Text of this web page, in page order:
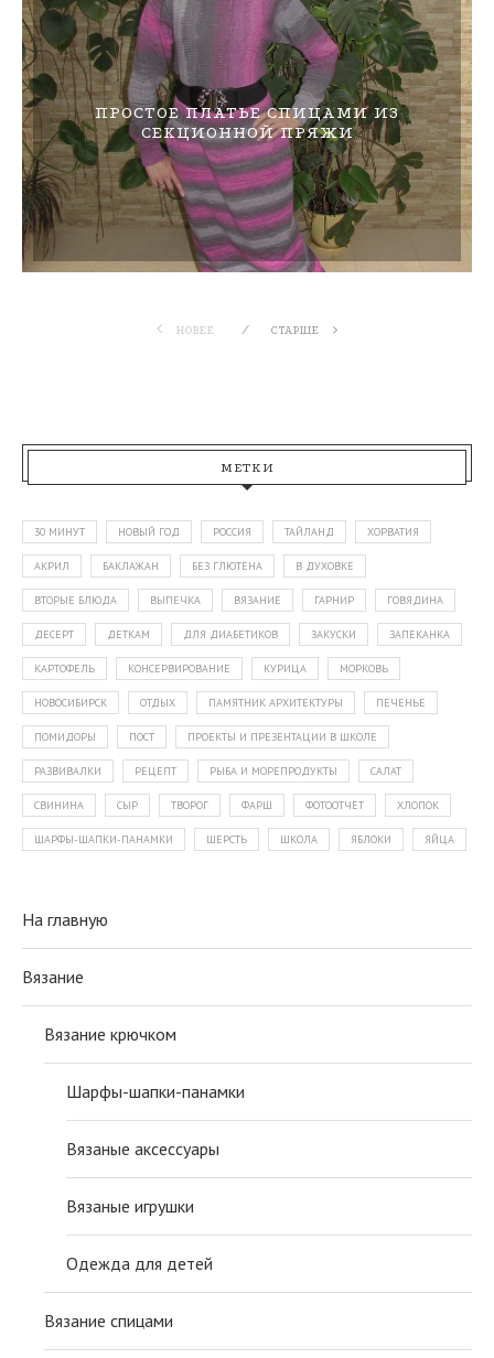
ПРОСТОЕ ПЛАТЬЕ СПИЦАМИ ИЗ
СЕКЦИОННОЙ ПРЯЖИ
НОВЕЕ СТАРШЕ
МЕТКИ
30 МИНУТ НОВЫЙ ГОД РОССИЯ ТАЙЛАНД ХОРВАТИЯ
АКРИЛ БАКЛАЖАН БЕЗ ГЛЮТЕНА В ДУХОВКЕ
ВТОРЫЕ БЛЮДА ВЫПЕЧКА ВЯЗАНИЕ ГАРНИР ГОВЯДИНА
ДЕСЕРТ ДЕТКАМ ДЛЯ ДИАБЕТИКОВ ЗАКУСКИ ЗАПЕКАНКА
КАРТОФЕЛЬ КОНСЕРВИРОВАНИЕ КУРИЦА МОРКОВЬ
НОВОСИБИРСК ОТДЫХ ПАМЯТНИК АРХИТЕКТУРЫ ПЕЧЕНЬЕ
ПОМИДОРЫ ПОСТ ПРОЕКТЫ И ПРЕЗЕНТАЦИИ В ШКОЛЕ
РАЗВИВАЛКИ РЕЦЕПТ РЫБА И МОРЕПРОДУКТЫ САЛАТ
СВИНИНА СЫР ТВОРОГ ФАРШ ФОТООТЧЕТ ХЛОПОК
ШАРФЫ-ШАПКИ-ПАНАМКИ ШЕРСТЬ ШКОЛА ЯБЛОКИ ЯЙЦА
На главную
Вязание
Вязание крючком
Шарфы-шапки-панамки
Вязаные аксессуары
Вязаные игрушки
Одежда для детей
Вязание спицами